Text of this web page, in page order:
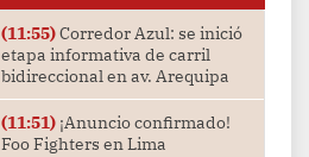
(11:55)Corredor Azul: se inició
etapa informativa de carril
bidireccional en av. Arequipa
(11:51)¡Anuncio confirmado!
Foo Fighters en Lima